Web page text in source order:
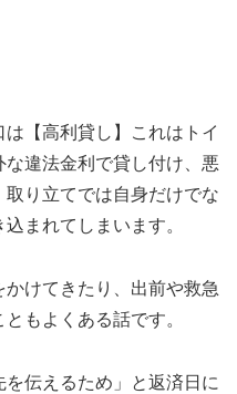
【高利貸し】これはトイ
違法金利で貸し付け、悪
り立てでは自身だけでな
まれてしまいます。
けてきたり、出前や救急
もよくある話です。
伝えるため」と返済日に